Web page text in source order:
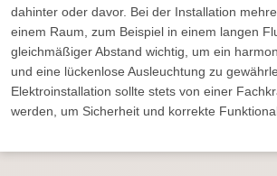
dahinter oder davor. Bei der Installation
einem Raum, zum Beispiel in einem langen
gleichmäßiger Abstand wichtig, um ein
und eine lückenlose Ausleuchtung zu
Elektroinstallation sollte stets von einer
werden, um Sicherheit und korrekte